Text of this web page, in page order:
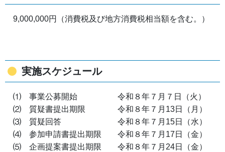
9,000,000円（消費税及び地方消費税相当額を含む。）
実施スケジュール
⑴ 事業公募開始 令和８年７月７日（火）
⑵ 質疑書提出期限 令和８年７月13日（月）
⑶ 質疑回答 令和８年７月15日（水）
⑷ 参加申請書提出期限 令和８年７月17日（金）
⑸ 企画提案書提出期限 令和８年７月24日（金）